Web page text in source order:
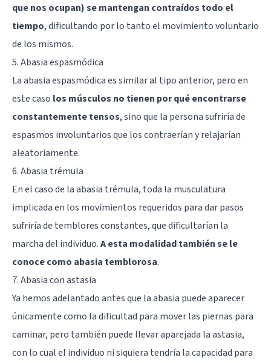
que nos ocupan) se mantengan contraídos todo el
tiempo, dificultando por lo tanto el movimiento voluntario
de los mismos.
5. Abasia espasmódica
La abasia espasmódica es similar al tipo anterior, pero en
este caso los músculos no tienen por qué encontrarse
constantemente tensos, sino que la persona sufriría de
espasmos involuntarios que los contraerían y relajarían
aleatoriamente.
6. Abasia trémula
En el caso de la abasia trémula, toda la musculatura
implicada en los movimientos requeridos para dar pasos
sufriría de temblores constantes, que dificultarían la
marcha del individuo.A esta modalidad también se le
conoce como abasia temblorosa.
7. Abasia con astasia
Ya hemos adelantado antes que la abasia puede aparecer
únicamente como la dificultad para mover las piernas para
caminar, pero también puede llevar aparejada la astasia,
con lo cual el individuo ni siquiera tendría la capacidad para